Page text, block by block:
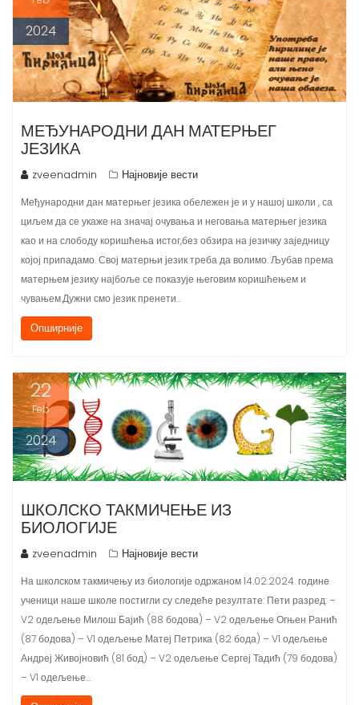
2024
ЈЕЗИКА
zveenadmin
Међународни дан матерњег језика обележен је и у нашој школи , са
циљем да се укаже на значај очувања и неговања матерњег језика
као и на слободу коришћења истог,без обзира на језичку заједницу
којој припадамо. Свој матерњи језик треба да волимо. Љубав према
матерњем језику најбоље се показује његовим коришћењем и
чувањем.Дужни смо језик пренети…
22
Feb
2024
БИОЛОГИЈЕ
zveenadmin
На школском такмичењу из биологије одржаном 14.02.2024. године
ученици наше школе постигли су следеће резултате: Пети разред: –
V2 одељење Милош Бајић (88 бодова) – V2 одељење Огњен Ранић
(87 бодова) – V1 одељење Матеј Петрика (82 бода) – V1 одељење
Андреј Живојновић (81 бод) – V2 одељење Сергеј Тадић (79 бодова)
– V1 одељење…
Опширније